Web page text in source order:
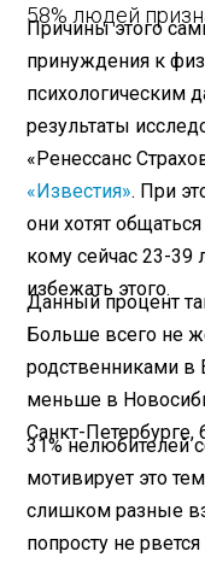
58% людей
Причины этого
принуждения к
психологическим
результаты
«Ренессанс
«Известия». При
они хотят
кому сейчас 23-39
избежать этого.
Данный процент
Больше всего не
родственниками в
меньше в
Санкт-Петербурге,
31% нелюбителей
мотивирует это
слишком разные
попросту не